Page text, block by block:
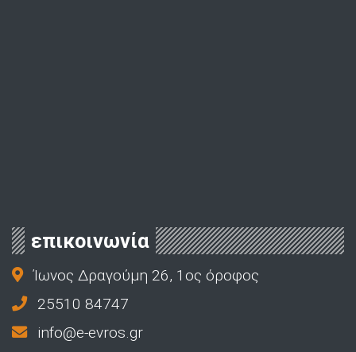
επικοινωνία
Ίωνος Δραγούμη 26, 1ος όροφος
25510 84747
info@e-evros.gr